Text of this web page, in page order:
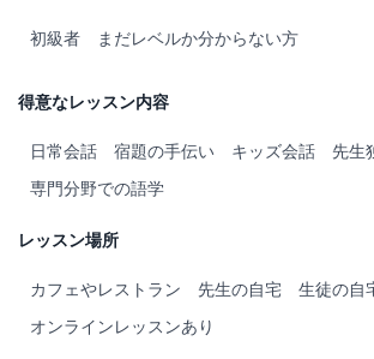
初級者 まだレベルか分からない方
得意なレッスン内容
日常会話 宿題の手伝い キッズ会話
先生
専門分野での語学
レッスン場所
カフェやレストラン 先生の自宅
生徒の自
オンラインレッスンあり